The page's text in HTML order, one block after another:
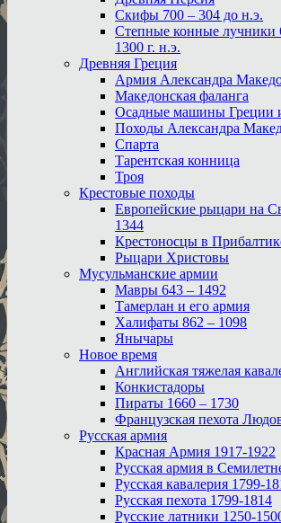
Скифы 700 – 304 до н.э.
Степные конные лучники
1300 г. н.э.
Древняя Греция
Армия Александра
Македонская фаланга
Осадные машины Греции
Походы Александра
Спарта
Тарентская конница
Троя
Крестовые походы
Европейские рыцари на
1344
Крестоносцы в
Рыцари Христовы
Мусульманские армии
Мавры 643 – 1492
Тамерлан и его армия
Халифаты 862 – 1098
Янычары
Новое время
Английская тяжелая
Конкистадоры
Пираты 1660 – 1730
Французская пехота
Русская армия
Красная Армия 1917-1922
Русская армия в
Русская кавалерия 1799-
Русская пехота 1799-1814
Русские латники 1250-